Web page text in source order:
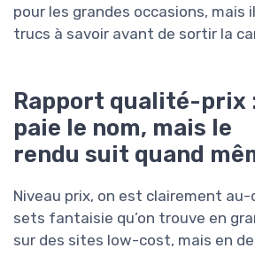
pour les grandes occasions, mais
trucs à savoir avant de sortir la
Rapport qualité-prix
paie le nom, mais le
rendu suit quand
Niveau prix, on est clairement
sets fantaisie qu’on trouve en
sur des sites low-cost, mais en